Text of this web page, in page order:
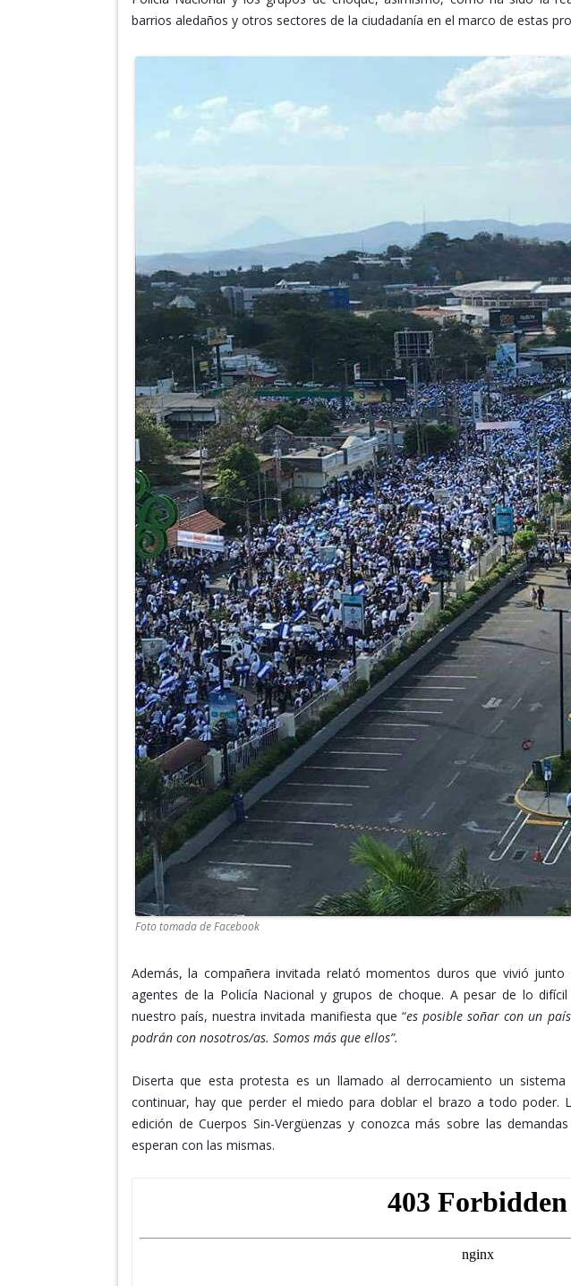
barrios aledaños y otros sectores de la ciudadanía en el marco de estas
Foto tomada de Facebook
Además, la compañera invitada relató momentos duros que vivió
agentes de la Policía Nacional y grupos de choque. A pesar de lo
nuestro país, nuestra invitada manifiesta que “es posible soñar con un
podrán con nosotros/as. Somos más que ellos”.
Diserta que esta protesta es un llamado al derrocamiento un
continuar, hay que perder el miedo para doblar el brazo a todo poder.
edición de Cuerpos Sin-Vergüenzas y conozca más sobre las
esperan con las mismas.